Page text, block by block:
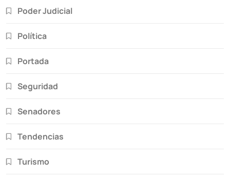
Poder Judicial
Política
Portada
Seguridad
Senadores
Tendencias
Turismo